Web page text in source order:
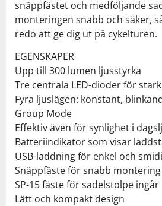
snäppfästet och medföljande
monteringen snabb och säker,
redo att ge dig ut på cykelturen.
EGENSKAPER
Upp till 300 lumen ljusstyrka
Tre centrala LED-dioder för
Fyra ljuslägen: konstant,
Group Mode
Effektiv även för synlighet i
Batteriindikator som visar
USB-laddning för enkel och
Snäppfäste för snabb montering
SP-15 fäste för sadelstolpe ingår
Lätt och kompakt design